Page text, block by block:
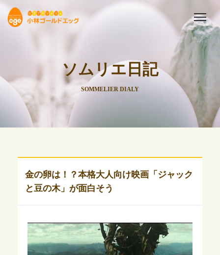
ソムリエ日記
SOMMELIER DIALY
金の卵は！？本格大人向け映画「ジャック
と豆の木」が面白そう